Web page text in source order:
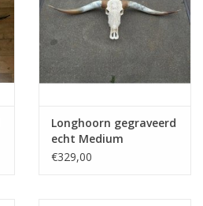
Longhoorn gegraveerd
echt Medium
€329,00